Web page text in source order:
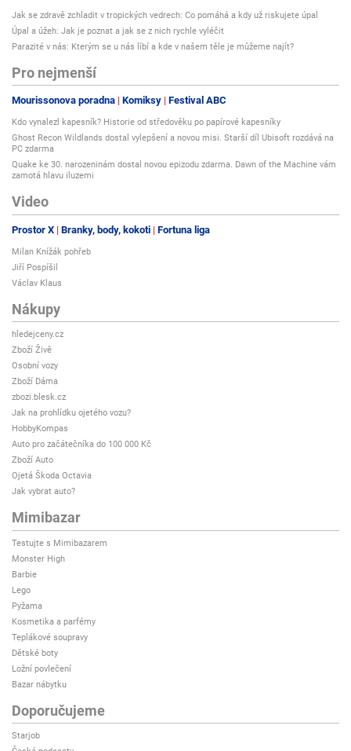
Jak se zdravě zchladit v tropických vedrech: Co pomáhá a kdy už riskujete úpal
Úpal a úžeh: Jak je poznat a jak se z nich rychle vyléčit
Parazité v nás: Kterým se u nás líbí a kde v našem těle je můžeme najít?
Pro nejmenší
Mourissonova poradna Komiksy Festival ABC
Kdo vynalezl kapesník? Historie od středověku po papírové kapesníky
Ghost Recon Wildlands dostal vylepšení a novou misi. Starší díl Ubisoft rozdává na
PC zdarma
Quake ke 30. narozeninám dostal novou epizodu zdarma. Dawn of the Machine vám
zamotá hlavu iluzemi
Video
Prostor X Branky, body, kokoti Fortuna liga
Milan Knížák pohřeb
Jiří Pospíšil
Václav Klaus
Nákupy
hledejceny.cz
Zboží Živě
Osobní vozy
Zboží Dáma
zbozi.blesk.cz
Jak na prohlídku ojetého vozu?
HobbyKompas
Auto pro začátečníka do 100 000 Kč
Zboží Auto
Ojetá Škoda Octavia
Jak vybrat auto?
Mimibazar
Testujte s Mimibazarem
Monster High
Barbie
Lego
Pyžama
Kosmetika a parfémy
Teplákové soupravy
Dětské boty
Ložní povlečení
Bazar nábytku
Doporučujeme
Starjob